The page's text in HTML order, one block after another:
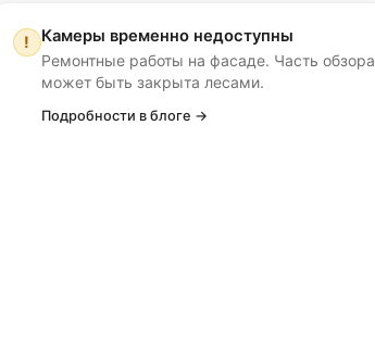
! Камеры временно недоступны
Ремонтные работы на фасаде. Часть обзора
может быть закрыта лесами.
Подробности в блоге →